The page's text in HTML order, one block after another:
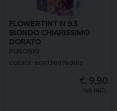
FLOWERTINT N 9.3
BIONDO CHIARISSIMO
DORATO
PUROBIO
CODICE: 8057206780160
€ 9,90
IVA INCL.